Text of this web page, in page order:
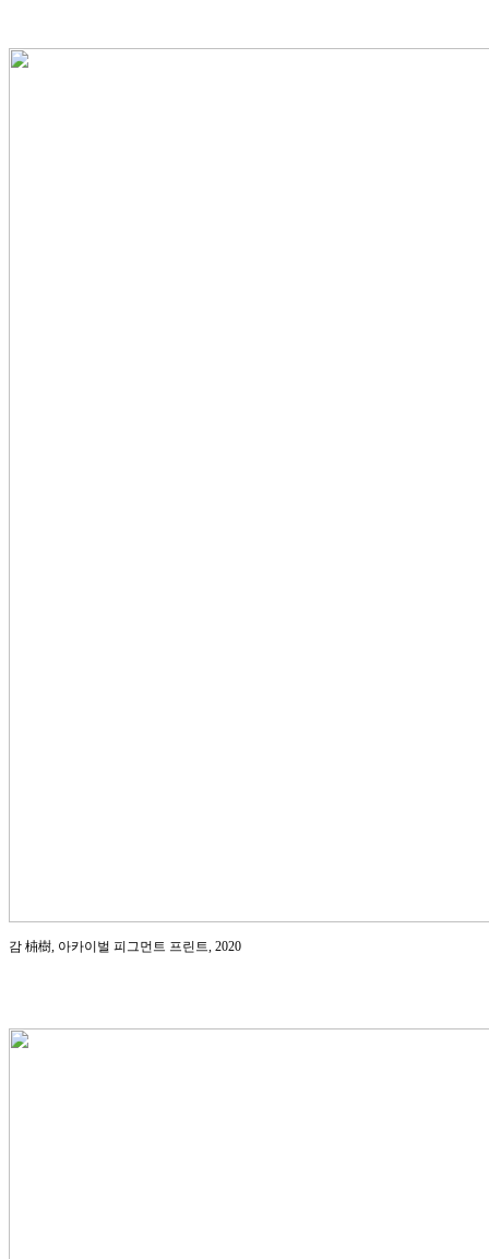
감 枾樹, 아카이벌 피그먼트 프린트, 2020